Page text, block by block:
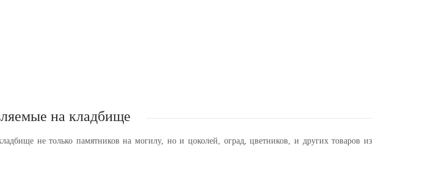
на кладбище
не только памятников на могилу, но и цоколей, оград, цветников, и других товаров из